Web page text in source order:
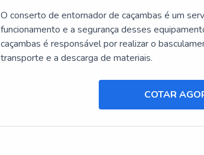
O conserto de entornador de caçambas é um
funcionamento e a segurança desses
caçambas é responsável por realizar o
transporte e a descarga de materiais.
COTAR